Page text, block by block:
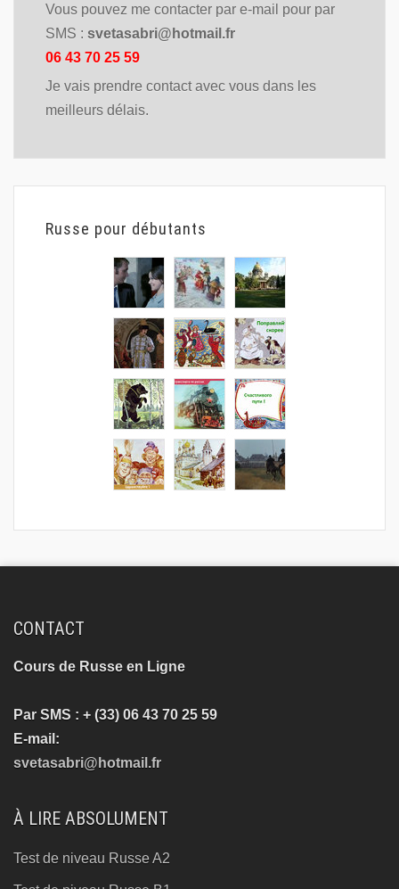
Vous pouvez me contacter par e-mail pour par
SMS : svetasabri@hotmail.fr
06 43 70 25 59
Je vais prendre contact avec vous dans les
meilleurs délais.
Russe pour débutants
CONTACT
Cours de Russe en Ligne
Par SMS : + (33) 06 43 70 25 59
E-mail:
svetasabri@hotmail.fr
À LIRE ABSOLUMENT
Test de niveau Russe A2